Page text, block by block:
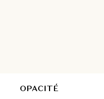
OPACITÉ